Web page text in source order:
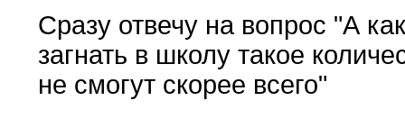
Сразу отвечу на вопрос "А
загнать в школу такое
не смогут скорее всего"